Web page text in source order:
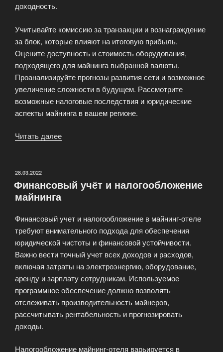
доходность.
Учитывайте комиссию за транзакции и вознаграждение
за блок, которые влияют на итоговую прибыль.
Оцените доступность и стоимость оборудования,
подходящего для майнинга выбранной валюты.
Проанализируйте прогнозы развития сети и возможное
увеличение сложности в будущем. Рассмотрите
возможные налоговые последствия и юридические
аспекты майнинга в вашем регионе.
Читать далее
для
ОПУБЛИКОВАНО
28.03.2022
Финансовый учёт и налогообложение
майнинга
Финансовый учет и налогообложение в майнинг-отеле
требуют внимательного подхода для обеспечения
юридической чистоты и финансовой устойчивости.
Важно вести точный учет всех доходов и расходов,
включая затраты на электроэнергию, оборудование,
аренду и зарплату сотрудникам. Используемое
программное обеспечение должно позволять
отслеживать производительность майнеров,
рассчитывать рентабельность и прогнозировать
доходы.
Налогообложение майнинг-отеля варьируется в